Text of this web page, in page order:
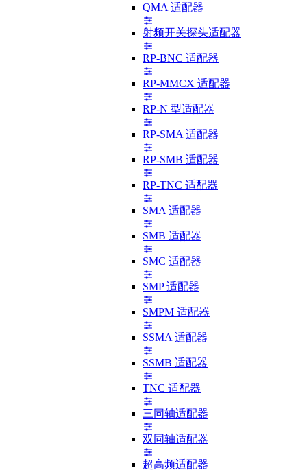
QMA 适配器
射频开关探头适配器
RP-BNC 适配器
RP-MMCX 适配器
RP-N 型适配器
RP-SMA 适配器
RP-SMB 适配器
RP-TNC 适配器
SMA 适配器
SMB 适配器
SMC 适配器
SMP 适配器
SMPM 适配器
SSMA 适配器
SSMB 适配器
TNC 适配器
三同轴适配器
双同轴适配器
超高频适配器